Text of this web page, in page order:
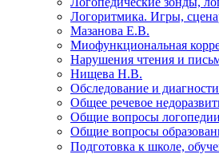
Логоритмика. Игры,
Мазанова Е.В.
Миофункциональная
Нарушения чтения и
Нищева Н.В.
Обследование и
Общее речевое
Общие вопросы логопедии
Общие вопросы
Подготовка к школе,